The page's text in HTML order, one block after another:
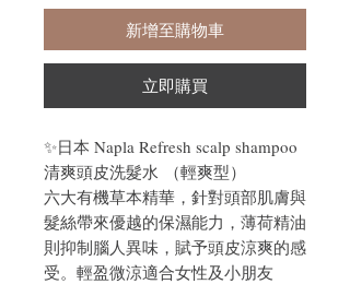
新增至購物車
立即購買
✨日本 Napla Refresh scalp shampoo
清爽頭皮洗髮水 （輕爽型）
六大有機草本精華，針對頭部肌膚與
髮絲帶來優越的保濕能力，薄荷精油
則抑制腦人異味，賦予頭皮涼爽的感
受。輕盈微涼適合女性及小朋友